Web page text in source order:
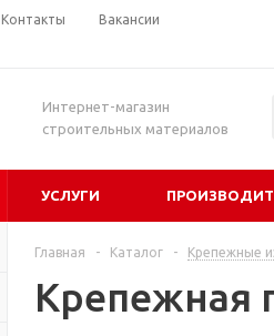
Контакты Вакансии
Интернет-магазин
строительных материалов
УСЛУГИ
Главная - Каталог - Крепежные
Крепежная